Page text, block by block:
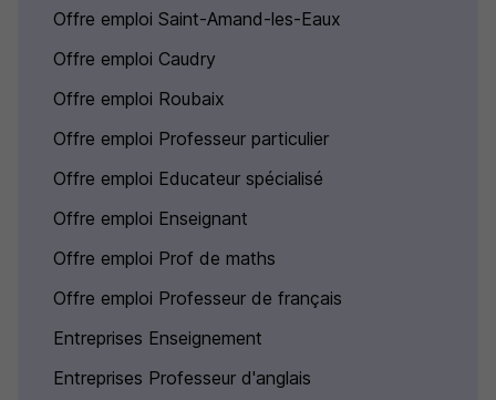
Offre emploi Saint-Amand-les-Eaux
Offre emploi Caudry
Offre emploi Roubaix
Offre emploi Professeur particulier
Offre emploi Educateur spécialisé
Offre emploi Enseignant
Offre emploi Prof de maths
Offre emploi Professeur de français
Entreprises Enseignement
Entreprises Professeur d'anglais